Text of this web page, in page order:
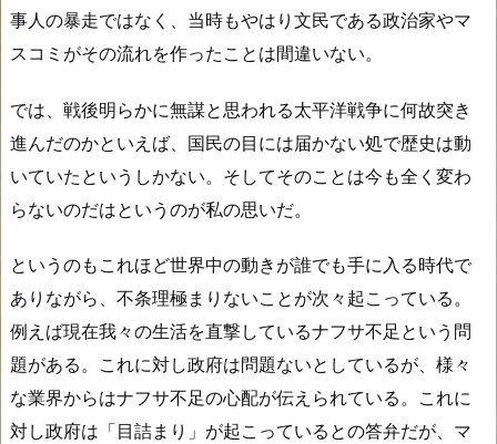
事人の暴走ではなく、当時もやはり文民である政治家やマ
スコミがその流れを作ったことは間違いない。
では、戦後明らかに無謀と思われる太平洋戦争に何故突き
進んだのかといえば、国民の目には届かない処で歴史は動
いていたというしかない。そしてそのことは今も全く変わ
らないのだはというのが私の思いだ。
というのもこれほど世界中の動きが誰でも手に入る時代で
ありながら、不条理極まりないことが次々起こっている。
例えば現在我々の生活を直撃しているナフサ不足という問
題がある。これに対し政府は問題ないとしているが、様々
な業界からはナフサ不足の心配が伝えられている。これに
対し政府は「目詰まり」が起こっているとの答弁だが、マ